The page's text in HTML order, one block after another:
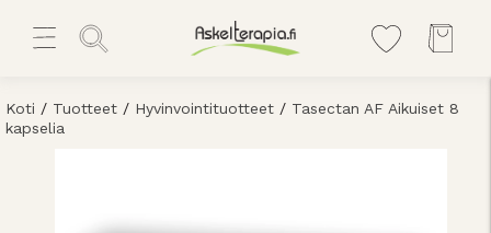
Koti / Tuotteet / Hyvinvointituotteet / Tasectan AF Aikuiset 8
kapselia